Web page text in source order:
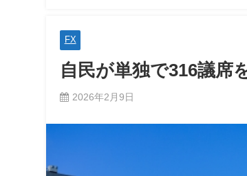
FX
自民が単独で316議席
2026年2月9日